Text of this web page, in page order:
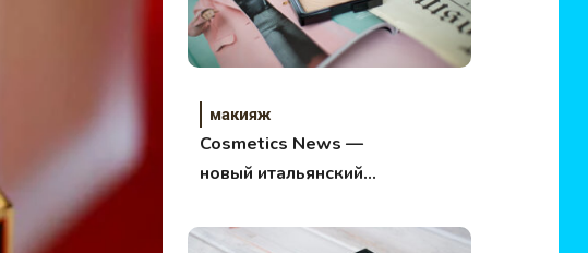
макияж
Cosmetics News —
новый итальянский
сердцем!